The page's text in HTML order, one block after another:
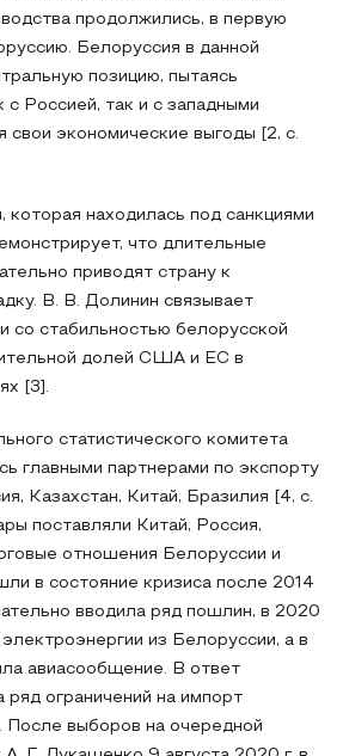
продолжились, в первую
Белоруссия в данной
позицию, пытаясь
с Россией, так и с западными
свои экономические выгоды [2, с.
которая находилась под санкциями
что длительные
приводят страну к
В. В. Долинин связывает
со стабильностью белорусской
долей США и ЕС в
[3].
статистического комитета
главными партнерами по экспорту
Казахстан, Китай, Бразилия [4, с.
поставляли Китай, Россия,
отношения Белоруссии и
в состояние кризиса после 2014
вводила ряд пошлин, в 2020
из Белоруссии, а в
авиасообщение. В ответ
ряд ограничений на импорт
После выборов на очередной